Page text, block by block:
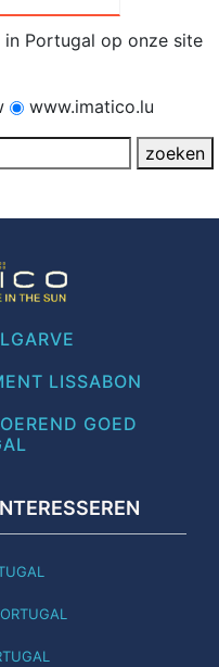
Portugal op onze site
www.imatico.lu
LISSABON
GOED